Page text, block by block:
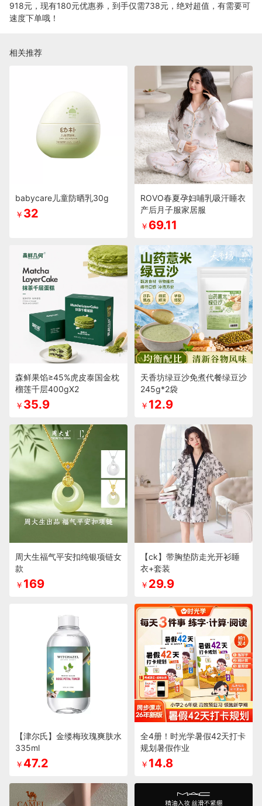
918元，现有180元优惠券，到手仅需738元，绝对超值，有需要可
速度下单哦！
相关推荐
babycare儿童防晒乳30g
￥ 32
ROVO春夏孕妇哺乳吸汗睡衣
产后月子服家居服
￥ 69.11
森鲜果馅≥45%虎皮泰国金枕
榴莲千层400gX2
￥ 35.9
天香坊绿豆沙免煮代餐绿豆沙
245g*2袋
￥ 12.9
周大生福气平安扣纯银项链女
款
￥ 169
【ck】带胸垫防走光开衫睡
衣+套装
￥ 29.9
【津尔氏】金缕梅玫瑰爽肤水
335ml
￥ 47.2
全4册！时光学暑假42天打卡
规划暑假作业
￥ 14.8